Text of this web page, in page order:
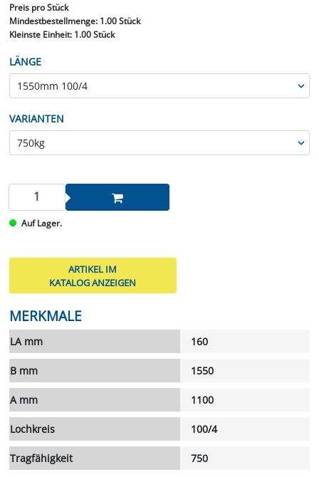
Preis pro Stück
Mindestbestellmenge: 1.00 Stück
Kleinste Einheit:1.00 Stück
LÄNGE
VARIANTEN
Auf Lager.
ARTIKEL IM
KATALOG ANZEIGEN
MERKMALE
LA mm 160
B mm 1550
A mm 1100
Lochkreis 100/4
Tragfähigkeit 750